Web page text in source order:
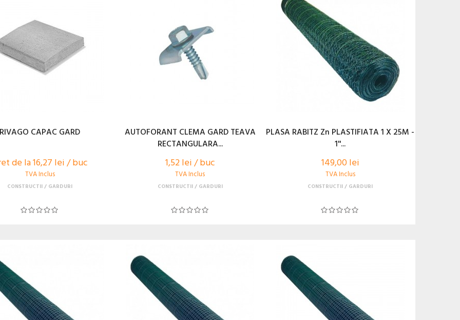
RIVAGO CAPAC GARD
de la 16,27 lei / buc
TVA Inclus
CONSTRUCTII GARDURI
AUTOFORANT CLEMA GARD TEAVA
RECTANGULARA...
1,52 lei / buc
TVA Inclus
CONSTRUCTII GARDURI
PLASA RABITZ Zn PLASTIFIATA 1 X 25M -
1''...
149,00 lei
TVA Inclus
CONSTRUCTII GARDURI